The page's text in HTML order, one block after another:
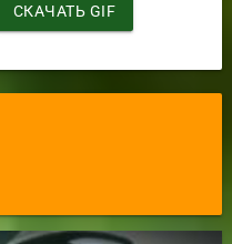
СКАЧАТЬ GIF